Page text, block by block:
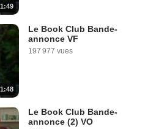
1:49
1:48
Le Book Club Bande-
annonce VF
197 977 vues
Le Book Club Bande-
annonce (2) VO